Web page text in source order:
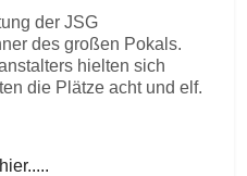
der JSG
des großen Pokals.
hielten sich
die Plätze acht und elf.